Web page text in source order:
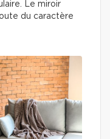
Le miroir
du caractère